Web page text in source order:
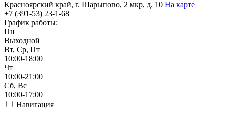
Красноярский край, г. Шарыпово, 2 мкр, д. 10 На карте
+7 (391-53) 23-1-68
График работы:
Пн
Выходной
Вт, Ср, Пт
10:00-18:00
Чт
10:00-21:00
Сб, Вс
10:00-17:00
Навигация